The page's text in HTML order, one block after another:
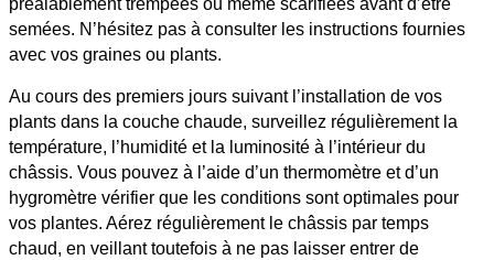
semées. N’hésitez pas à consulter les instructions fournies
avec vos graines ou plants.
Au cours des premiers jours suivant l’installation de vos
plants dans la couche chaude, surveillez régulièrement la
température, l’humidité et la luminosité à l’intérieur du
châssis. Vous pouvez à l’aide d’un thermomètre et d’un
hygromètre vérifier que les conditions sont optimales pour
vos plantes. Aérez régulièrement le châssis par temps
chaud, en veillant toutefois à ne pas laisser entrer de